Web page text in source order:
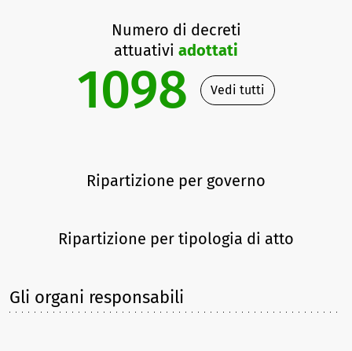
Numero di decreti
attuativi adottati
1098 Vedi tutti
Ripartizione per governo
Ripartizione per tipologia di atto
Gli organi responsabili